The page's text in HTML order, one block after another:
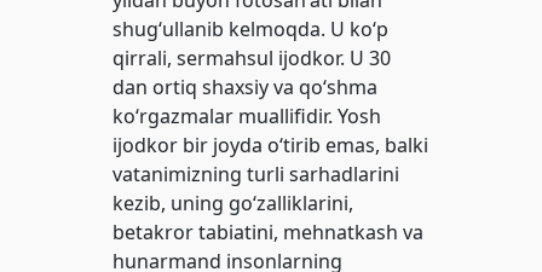
shug‘ullanib kelmoqda. U ko‘p
qirrali, sermahsul ijodkor. U 30
dan ortiq shaxsiy va qo‘shma
ko‘rgazmalar muallifidir. Yosh
ijodkor bir joyda o‘tirib emas, balki
vatanimizning turli sarhadlarini
kezib, uning go‘zalliklarini,
betakror tabiatini, mehnatkash va
hunarmand insonlarning